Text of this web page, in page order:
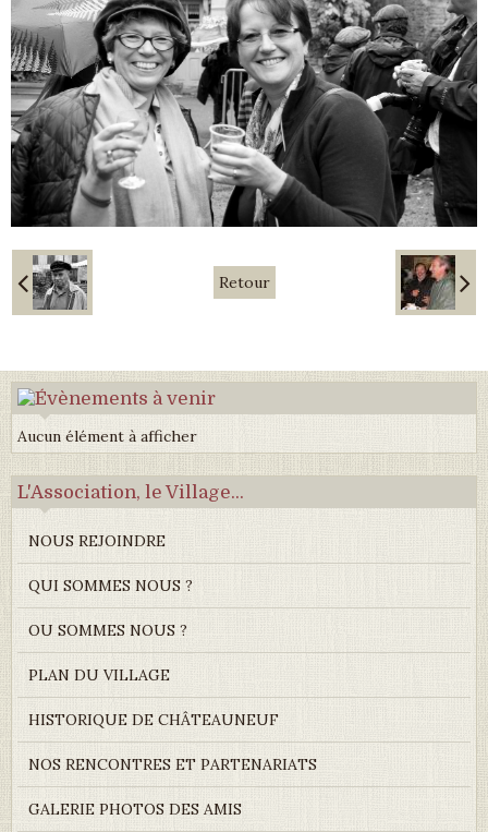
Retour
Aucun élément à afficher
L'Association, le Village...
NOUS REJOINDRE
QUI SOMMES NOUS ?
OU SOMMES NOUS ?
PLAN DU VILLAGE
HISTORIQUE DE CHÂTEAUNEUF
NOS RENCONTRES ET PARTENARIATS
GALERIE PHOTOS DES AMIS